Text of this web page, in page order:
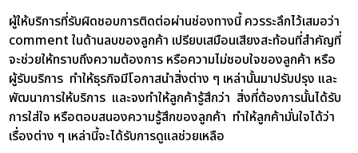
ผู้ให้บริการที่รับผิดชอบการติดต่อผ่านช่องทางนี้ ควรระลึกไว้เสมอว่า
comment ในด้านลบของลูกค้า เปรียบเสมือนเสียงสะท้อนที่สำคัญที่
จะช่วยให้ทราบถึงความต้องการ หรือความไม่ชอบใจของลูกค้า หรือ
ผู้รับบริการ ทำให้ธุรกิจมีโอกาสนำสิ่งต่าง ๆ เหล่านั้นมาปรับปรุง และ
พัฒนาการให้บริการ และจงทำให้ลูกค้ารู้สึกว่า สิ่งที่ต้องการนั้นได้รับ
การใส่ใจ หรือตอบสนองความรู้สึกของลูกค้า ทำให้ลูกค้ามั่นใจได้ว่า
เรื่องต่าง ๆ เหล่านี้จะได้รับการดูแลช่วยเหลือ